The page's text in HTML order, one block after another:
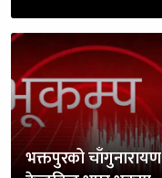
भक्तपुरको चाँगुनारायण